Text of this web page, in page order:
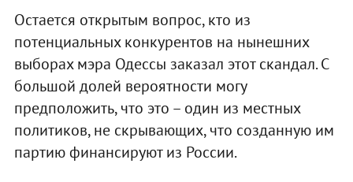
Остается открытым вопрос, кто из
потенциальных конкурентов на нынешних
выборах мэра Одессы заказал этот скандал. С
большой долей вероятности могу
предположить, что это – один из местных
политиков, не скрывающих, что созданную им
партию финансируют из России.